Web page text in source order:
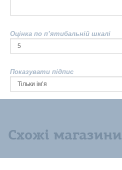
Оцінка по п’ятибальній шкалі
Показувати підпис
Схожі магазини